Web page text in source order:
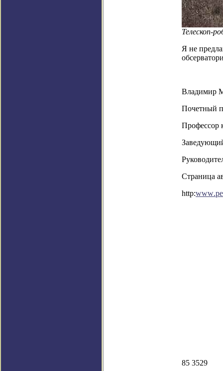
Телескоп-
Я не
Владимир
Почетный
Профессор
Страница
http:www.
85 3529